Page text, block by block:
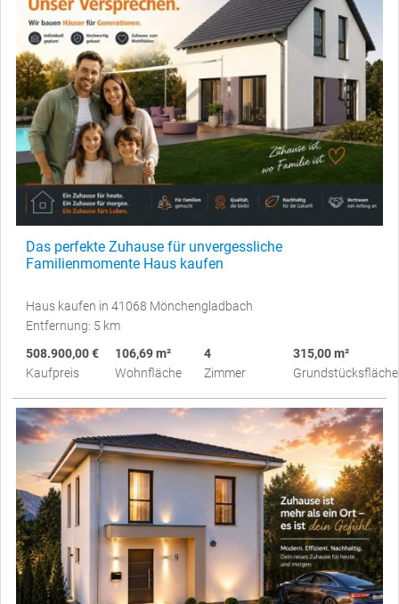
Das perfekte Zuhause für unvergessliche
Familienmomente Haus kaufen
Haus kaufen in 41068 Mönchengladbach
Entfernung: 5 km
508.900,00 €
Kaufpreis
106,69 m²
Wohnfläche
4
Zimmer
315,00 m²
Grundstücksfläche